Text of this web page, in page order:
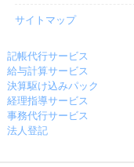
サイトマップ
記帳代行サービス
給与計算サービス
決算駆け込みパック
経理指導サービス
事務代行サービス
法人登記